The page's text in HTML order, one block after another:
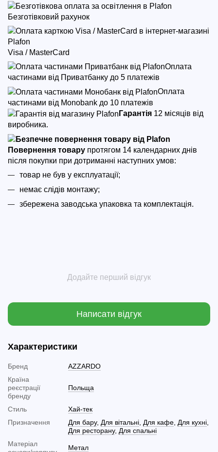
Безготівковий рахунок
Visa / MasterCard
Оплата
частинами від Приватбанку до 5 платежів
Оплата
частинами від Monobank до 10 платежів
Гарантія 12 місяців від
виробника.
Повернення товару протягом 14 календарних днів
після покупки при дотриманні наступних умов:
товар не був у експлуатації;
немає слідів монтажу;
збережена заводська упаковка та комплектація.
Додайте перший відгук
Написати відгук
Характеристики
Бренд
AZZARDO
Країна
реєстрації
бренду
Польща
Стиль
Хай-тек
Призначення
Для бару, Для вітальні, Для кафе, Для кухні,
Для ресторану, Для спальні
Матеріал
Метал